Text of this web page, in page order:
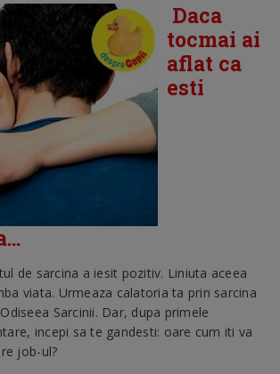
Daca
tocmai ai
aflat ca
esti
de sarcina a iesit pozitiv. Liniuta aceea
viata. Urmeaza calatoria ta prin sarcina
Sarcinii. Dar, dupa primele
incepi sa te gandesti: oare cum iti va
job-ul?